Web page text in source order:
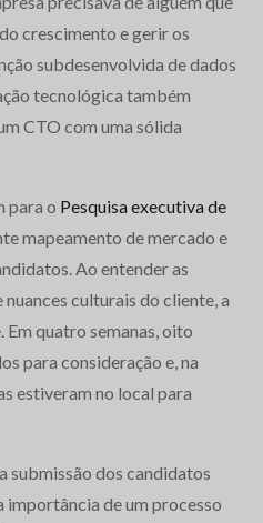
crescimento e gerir os
subdesenvolvida de dados
tecnológica também
CTO com uma sólida
para o Pesquisa executiva de
mapeamento de mercado e
Ao entender as
culturais do cliente, a
quatro semanas, oito
para consideração e, na
estiveram no local para
submissão dos candidatos
importância de um processo